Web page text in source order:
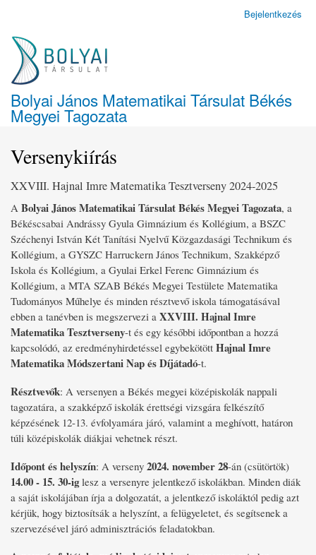
fiók
menüje
Bejelentkezés
Bolyai János Matematikai Társulat Békés
Megyei Tagozata
Versenykiírás
XXVIII. Hajnal Imre Matematika Tesztverseny 2024-2025
A Bolyai János Matematikai Társulat Békés Megyei Tagozata, a
Békéscsabai Andrássy Gyula Gimnázium és Kollégium, a BSZC
Széchenyi István Két Tanítási Nyelvű Közgazdasági Technikum és
Kollégium, a GYSZC Harruckern János Technikum, Szakképző
Iskola és Kollégium, a Gyulai Erkel Ferenc Gimnázium és
Kollégium, a MTA SZAB Békés Megyei Testülete Matematika
Tudományos Műhelye és minden résztvevő iskola támogatásával
ebben a tanévben is megszervezi a XXVIII. Hajnal Imre
Matematika Tesztverseny-t és egy későbbi időpontban a hozzá
kapcsolódó, az eredményhirdetéssel egybekötött Hajnal Imre
Matematika Módszertani Nap és Díjátadó-t.
Résztvevők: A versenyen a Békés megyei középiskolák nappali
tagozatára, a szakképző iskolák érettségi vizsgára felkészítő
képzésének 12-13. évfolyamára járó, valamint a meghívott, határon
túli középiskolák diákjai vehetnek részt.
Időpont és helyszín: A verseny 2024. november 28-án (csütörtök)
14.00 - 15. 30-iglesz a versenyre jelentkező iskolákban. Minden diák
a saját iskolájában írja a dolgozatát, a jelentkező iskoláktól pedig azt
kérjük, hogy biztosítsák a helyszínt, a felügyeletet, és segítsenek a
szervezésével járó adminisztrációs feladatokban.